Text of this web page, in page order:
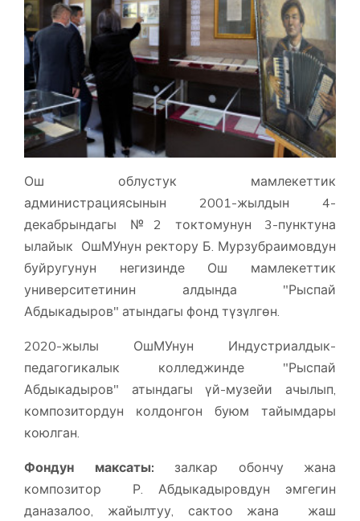
Ош облустук мамлекеттик
администрациясынын 2001-жылдын 4-
декабрындагы №2 токтомунун 3-пунктуна
ылайык ОшМУнун ректору Б. Мурзубраимовдун
буйругунун негизинде Ош мамлекеттик
университетинин алдында "Рыспай
Абдыкадыров" атындагы фонд түзүлгөн.
2020-жылы ОшМУнун Индустриалдык-
педагогикалык колледжинде "Рыспай
Абдыкадыров" атындагы үй-музейи ачылып,
композитордун колдонгон буюм тайымдары
коюлган.
Фондун максаты: залкар обончу жана
композитор Р. Абдыкадыровдун эмгегин
даназалоо, жайылтуу, сактоо жана жаш